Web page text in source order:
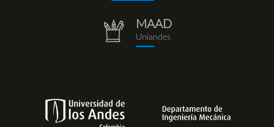
(1).png
repositorio.png
MAAD
Uniandes